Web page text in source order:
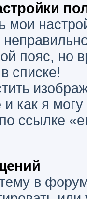
мои
пояс, но
списке!
и как я
ссылке
в